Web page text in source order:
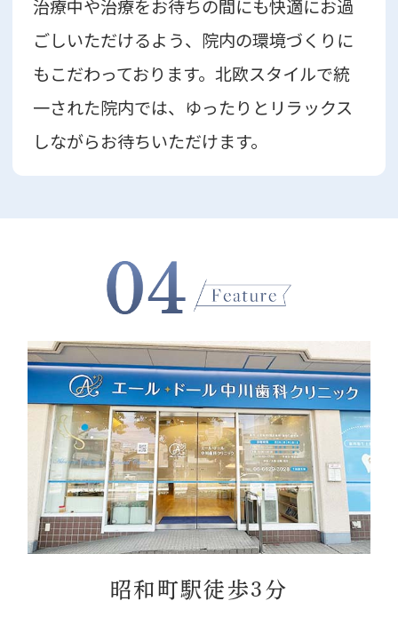
治療中や治療をお待ちの間にも快適にお過
ごしいただけるよう、院内の環境づくりに
もこだわっております。北欧スタイルで統
一された院内では、ゆったりとリラックス
しながらお待ちいただけます。
昭和町駅徒歩3分